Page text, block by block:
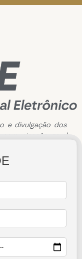
e divulgação dos
geral
de 2024